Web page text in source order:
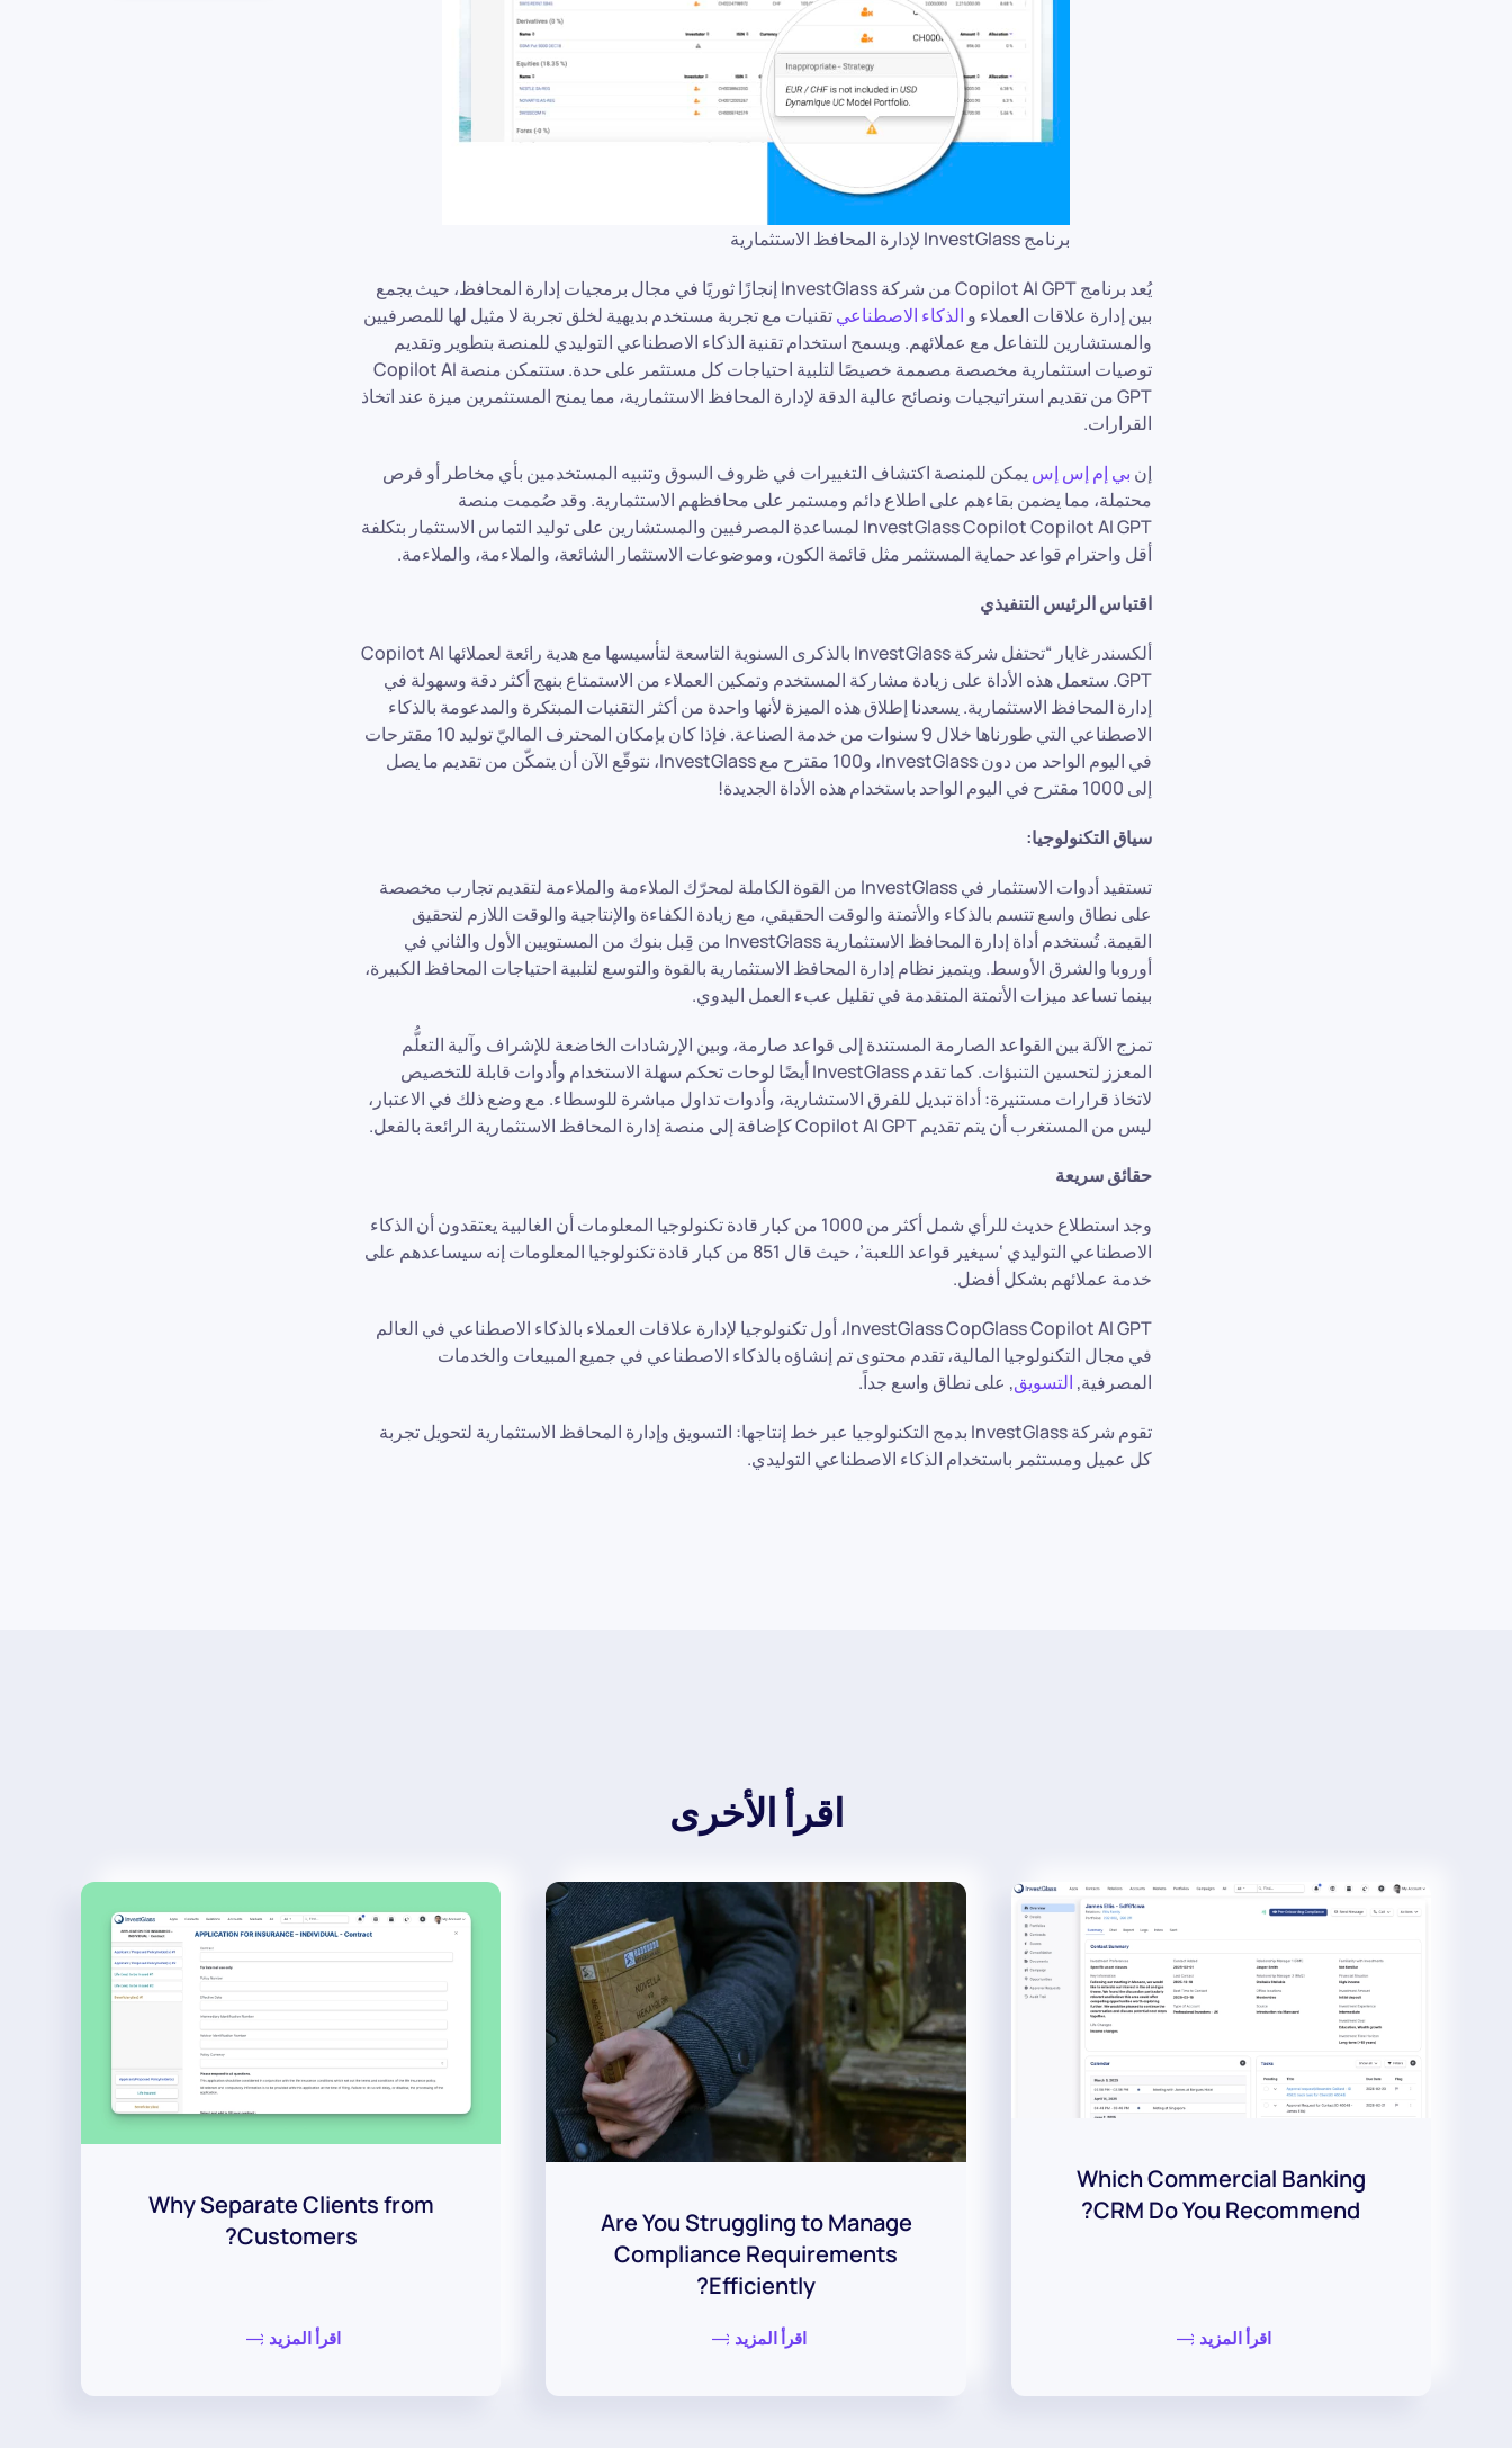
برنامج InvestGlass لإدارة المحافظ الاستثمارية
يُعد برنامج Copilot AI GPT من شركة InvestGlass إنجازًا ثوريًا في مجال برمجيات إدارة المحافظ، حيث يجمع
بين إدارة علاقات العملاء و الذكاء الاصطناعيتقنيات مع تجربة مستخدم بديهية لخلق تجربة لا مثيل لها للمصرفيين
والمستشارين للتفاعل مع عملائهم. ويسمح استخدام تقنية الذكاء الاصطناعي التوليدي للمنصة بتطوير وتقديم
توصيات استثمارية مخصصة مصممة خصيصًا لتلبية احتياجات كل مستثمر على حدة. ستتمكن منصة Copilot AI
GPT من تقديم استراتيجيات ونصائح عالية الدقة لإدارة المحافظ الاستثمارية، مما يمنح المستثمرين ميزة عند اتخاذ
القرارات.
إن بي إم إس إس يمكن للمنصة اكتشاف التغييرات في ظروف السوق وتنبيه المستخدمين بأي مخاطر أو فرص
محتملة، مما يضمن بقاءهم على اطلاع دائم ومستمر على محافظهم الاستثمارية. وقد صُممت منصة
InvestGlass Copilot Copilot AI GPT لمساعدة المصرفيين والمستشارين على توليد التماس الاستثمار بتكلفة
أقل واحترام قواعد حماية المستثمر مثل قائمة الكون، وموضوعات الاستثمار الشائعة، والملاءمة، والملاءمة.
اقتباس الرئيس التنفيذي
ألكسندر غايار “تحتفل شركة InvestGlass بالذكرى السنوية التاسعة لتأسيسها مع هدية رائعة لعملائها Copilot AI
GPT. ستعمل هذه الأداة على زيادة مشاركة المستخدم وتمكين العملاء من الاستمتاع بنهج أكثر دقة وسهولة في
إدارة المحافظ الاستثمارية. يسعدنا إطلاق هذه الميزة لأنها واحدة من أكثر التقنيات المبتكرة والمدعومة بالذكاء
الاصطناعي التي طورناها خلال 9 سنوات من خدمة الصناعة. فإذا كان بإمكان المحترف الماليّ توليد 10 مقترحات
في اليوم الواحد من دون InvestGlass، و100 مقترح مع InvestGlass، نتوقّع الآن أن يتمكّن من تقديم ما يصل
إلى 1000 مقترح في اليوم الواحد باستخدام هذه الأداة الجديدة!
سياق التكنولوجيا:
تستفيد أدوات الاستثمار في InvestGlass من القوة الكاملة لمحرّك الملاءمة والملاءمة لتقديم تجارب مخصصة
على نطاق واسع تتسم بالذكاء والأتمتة والوقت الحقيقي، مع زيادة الكفاءة والإنتاجية والوقت اللازم لتحقيق
القيمة. تُستخدم أداة إدارة المحافظ الاستثمارية InvestGlass من قِبل بنوك من المستويين الأول والثاني في
أوروبا والشرق الأوسط. ويتميز نظام إدارة المحافظ الاستثمارية بالقوة والتوسع لتلبية احتياجات المحافظ الكبيرة،
بينما تساعد ميزات الأتمتة المتقدمة في تقليل عبء العمل اليدوي.
تمزج الآلة بين القواعد الصارمة المستندة إلى قواعد صارمة، وبين الإرشادات الخاضعة للإشراف وآلية التعلُّم
المعزز لتحسين التنبؤات. كما تقدم InvestGlass أيضًا لوحات تحكم سهلة الاستخدام وأدوات قابلة للتخصيص
لاتخاذ قرارات مستنيرة: أداة تبديل للفرق الاستشارية، وأدوات تداول مباشرة للوسطاء. مع وضع ذلك في الاعتبار،
ليس من المستغرب أن يتم تقديم Copilot AI GPT كإضافة إلى منصة إدارة المحافظ الاستثمارية الرائعة بالفعل.
حقائق سريعة
وجد استطلاع حديث للرأي شمل أكثر من 1000 من كبار قادة تكنولوجيا المعلومات أن الغالبية يعتقدون أن الذكاء
الاصطناعي التوليدي ‘سيغير قواعد اللعبة’، حيث قال 851 من كبار قادة تكنولوجيا المعلومات إنه سيساعدهم على
خدمة عملائهم بشكل أفضل.
InvestGlass CopGlass Copilot AI GPT، أول تكنولوجيا لإدارة علاقات العملاء بالذكاء الاصطناعي في العالم
في مجال التكنولوجيا المالية، تقدم محتوى تم إنشاؤه بالذكاء الاصطناعي في جميع المبيعات والخدمات
المصرفية, التسويق, على نطاق واسع جداً.
تقوم شركة InvestGlass بدمج التكنولوجيا عبر خط إنتاجها: التسويق وإدارة المحافظ الاستثمارية لتحويل تجربة
كل عميل ومستثمر باستخدام الذكاء الاصطناعي التوليدي.
اقرأ الأخرى
Which Commercial Banking
CRM Do You Recommend?
اقرأ المزيد
Are You Struggling to Manage
Compliance Requirements
Efficiently?
اقرأ المزيد
Why Separate Clients from
Customers?
اقرأ المزيد